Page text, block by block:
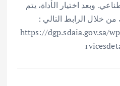
وبعد اختيار الأداة، يتم
خلال الرابط التالي :
https://dgp.sdaia.gov.sa/